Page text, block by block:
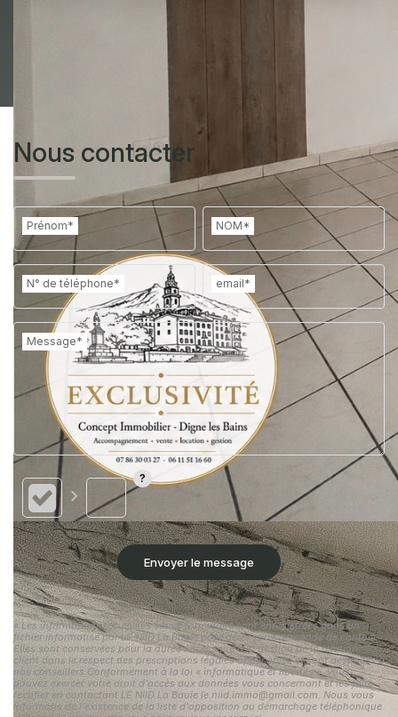
Nous contacter
Prénom* NOM*
N° de téléphone* email*
Message*
Envoyer le message
« Les informations recueillies sur ce formulaire sont enregistrées dans un
fichier informatisé par LE NIID La Baule pour gérer votre demande de contact.
Elles sont conservées pour la durée nécessaire à la gestion de la relation
client dans le respect des prescriptions légales applicables et sont destinées à
nos conseillers Conformément à la loi « informatique et libertés », vous
pouvez exercer votre droit d'accès aux données vous concernant et les faire
rectifier en contactant LE NIID La Baule le.niid.immo@gmail.com. Nous vous
informons de l'existence de la liste d'opposition au démarchage téléphonique